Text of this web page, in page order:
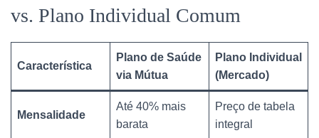
vs. Plano Individual Comum
Característica
Plano de Saúde
via Mútua
Plano Individual
(Mercado)
Mensalidade
Até 40% mais
barata
Preço de tabela
integral